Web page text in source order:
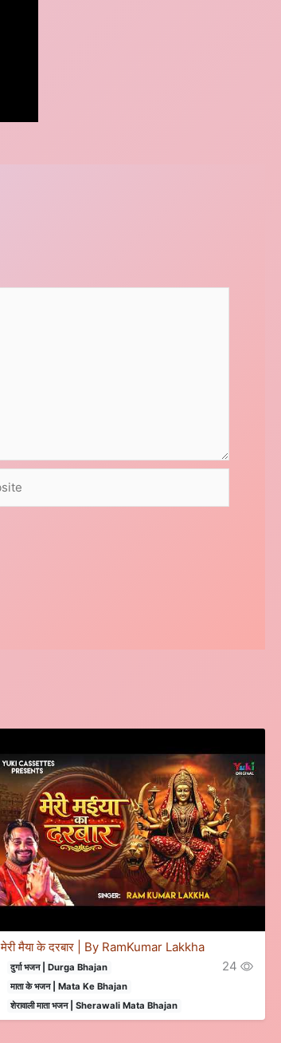
मेरी मैया के दरबार | By RamKumar Lakkha
दुर्गा भजन | Durga Bhajan
माता के भजन | Mata Ke Bhajan
शेरावाली माता भजन | Sherawali Mata Bhajan
24